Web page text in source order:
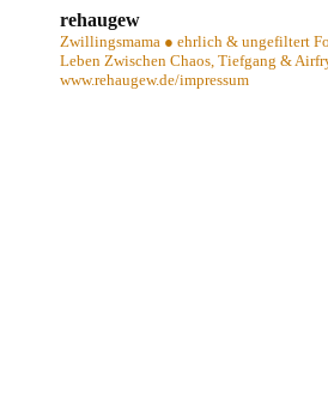
rehaugew
Zwillingsmama ● ehrlich & ungefiltert
Leben Zwischen Chaos, Tiefgang &
www.rehaugew.de/impressum